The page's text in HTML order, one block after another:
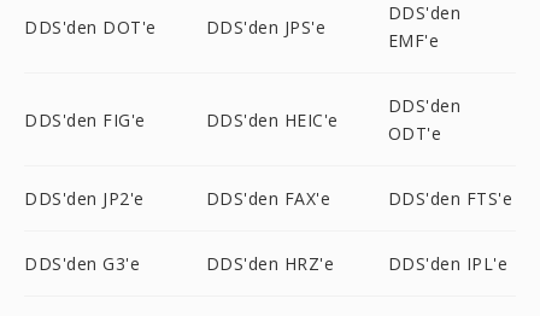
DDS'den DOT'e DDS'den JPS'e
DDS'den
EMF'e
DDS'den FIG'e DDS'den HEIC'e
DDS'den
ODT'e
DDS'den JP2'e DDS'den FAX'e DDS'den FTS'e
DDS'den G3'e DDS'den HRZ'e DDS'den IPL'e